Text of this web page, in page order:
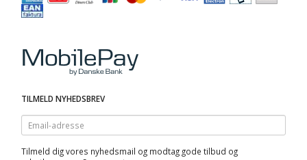
TILMELD NYHEDSBREV
Email-
adresse
Tilmeld dig vores nyhedsmail og modtag gode tilbud og